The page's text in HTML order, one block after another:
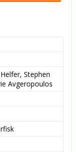
Stephen
Avgeropoulos